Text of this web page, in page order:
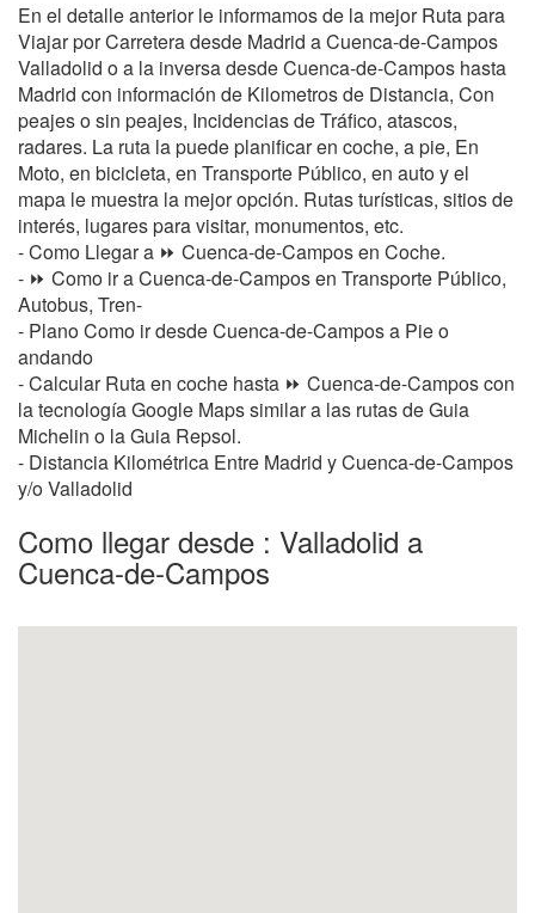
En el detalle anterior le informamos de la mejor Ruta para
Viajar por Carretera desde Madrid a Cuenca-de-Campos
Valladolid o a la inversa desde Cuenca-de-Campos hasta
Madrid con información de Kilometros de Distancia, Con
peajes o sin peajes, Incidencias de Tráfico, atascos,
radares. La ruta la puede planificar en coche, a pie, En
Moto, en bicicleta, en Transporte Público, en auto y el
mapa le muestra la mejor opción. Rutas turísticas, sitios de
interés, lugares para visitar, monumentos, etc.
- Como Llegar a ⏩ Cuenca-de-Campos en Coche.
- ⏩ Como ir a Cuenca-de-Campos en Transporte Público,
Autobus, Tren-
- Plano Como ir desde Cuenca-de-Campos a Pie o
andando
- Calcular Ruta en coche hasta ⏩ Cuenca-de-Campos con
la tecnología Google Maps similar a las rutas de Guia
Michelin o la Guia Repsol.
- Distancia Kilométrica Entre Madrid y Cuenca-de-Campos
y/o Valladolid
Como llegar desde : Valladolid a
Cuenca-de-Campos